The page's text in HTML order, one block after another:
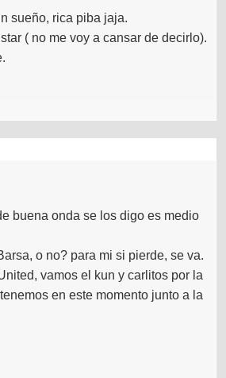
sueño, rica piba jaja.
( no me voy a cansar de decirlo).
buena onda se los digo es medio
o no? para mi si pierde, se va.
vamos el kun y carlitos por la
en este momento junto a la